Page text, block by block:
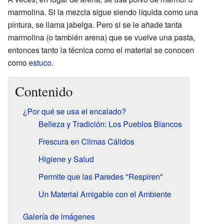
marmolina. Si la mezcla sigue siendo líquida como una
pintura, se llama jabelga. Pero si se le añade tanta
marmolina (o también arena) que se vuelve una pasta,
entonces tanto la técnica como el material se conocen
comoestuco.
Contenido
¿Por qué se usa el encalado?
Belleza y Tradición: Los Pueblos Blancos
Frescura en Climas Cálidos
Higiene y Salud
Permite que las Paredes "Respiren"
Un Material Amigable con el Ambiente
Galería de imágenes